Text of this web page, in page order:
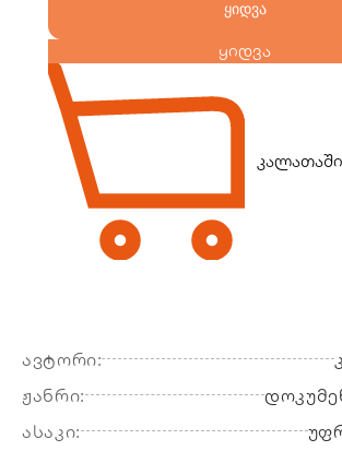
ყიდვა
ყიდვა
ავტორი:
ჟანრი:
ასაკი: